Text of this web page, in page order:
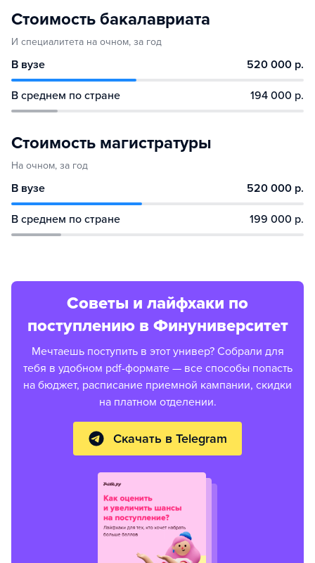
Стоимость бакалавриата
И специалитета на очном, за год
В вузе 520 000 р.
В среднем по стране 194 000 р.
Стоимость магистратуры
На очном, за год
В вузе 520 000 р.
В среднем по стране 199 000 р.
Советы и лайфхаки по
поступлению в Финуниверситет
Мечтаешь поступить в этот универ? Собрали для
тебя в удобном pdf-формате — все способы попасть
на бюджет, расписание приемной кампании, скидки
на платном отделении.
Скачать в Telegram